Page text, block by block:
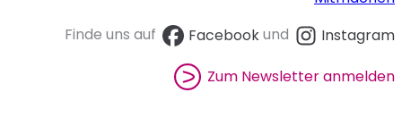
Finde uns auf
Facebookund
Instagram
Zum Newsletter anmelden